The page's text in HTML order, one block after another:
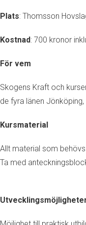
Plats: Thomsson
Kostnad: 700 kronor
För vem
Skogens Kraft och
de fyra länen
Kursmaterial
Allt material som
Ta med